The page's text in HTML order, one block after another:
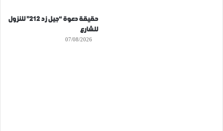
حقيقة دعوة “جيل زد 212” للنزول
للشارع
07/08/2026